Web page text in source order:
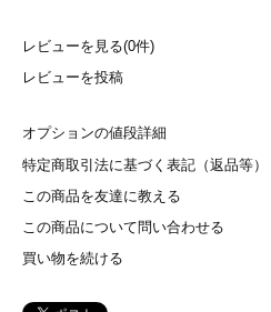
レビューを見る(0件)
レビューを投稿
オプションの値段詳細
特定商取引法に基づく表記（返品等）
この商品を友達に教える
この商品について問い合わせる
買い物を続ける